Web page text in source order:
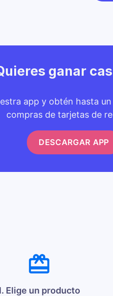
ganar
app y obtén hasta
compras de tarjetas de
DESCARGAR APP
Elige un producto